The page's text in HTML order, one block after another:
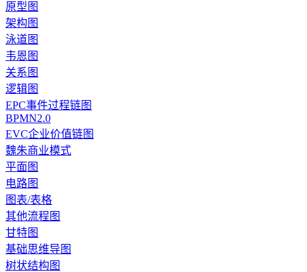
原型图
架构图
泳道图
韦恩图
关系图
逻辑图
EPC事件过程链图
BPMN2.0
EVC企业价值链图
魏朱商业模式
平面图
电路图
图表/表格
其他流程图
甘特图
基础思维导图
树状结构图